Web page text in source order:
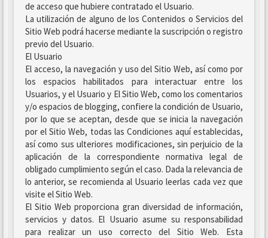
de acceso que hubiere contratado el Usuario.
La utilización de alguno de los Contenidos o Servicios del
Sitio Web podrá hacerse mediante la suscripción o registro
previo del Usuario.
El Usuario
El acceso, la navegación y uso del Sitio Web, así como por
los espacios habilitados para interactuar entre los
Usuarios, y el Usuario y El Sitio Web, como los comentarios
y/o espacios de blogging, confiere la condición de Usuario,
por lo que se aceptan, desde que se inicia la navegación
por el Sitio Web, todas las Condiciones aquí establecidas,
así como sus ulteriores modificaciones, sin perjuicio de la
aplicación de la correspondiente normativa legal de
obligado cumplimiento según el caso. Dada la relevancia de
lo anterior, se recomienda al Usuario leerlas cada vez que
visite el Sitio Web.
El Sitio Web proporciona gran diversidad de información,
servicios y datos. El Usuario asume su responsabilidad
para realizar un uso correcto del Sitio Web. Esta